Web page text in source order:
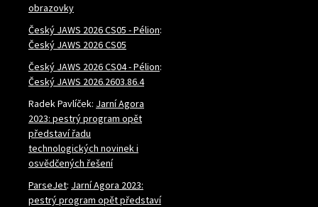
obrazovky
Český JAWS 2026 CS05 - Pélion:
Český JAWS 2026 CS05
Český JAWS 2026 CS04 - Pélion:
Český JAWS 2026.2603.86.4
Radek Pavlíček: Jarní Agora
2023: pestrý program opět
představí řadu
technologických novinek i
osvědčených řešení
ParseJet: Jarní Agora 2023:
pestrý program opět představí